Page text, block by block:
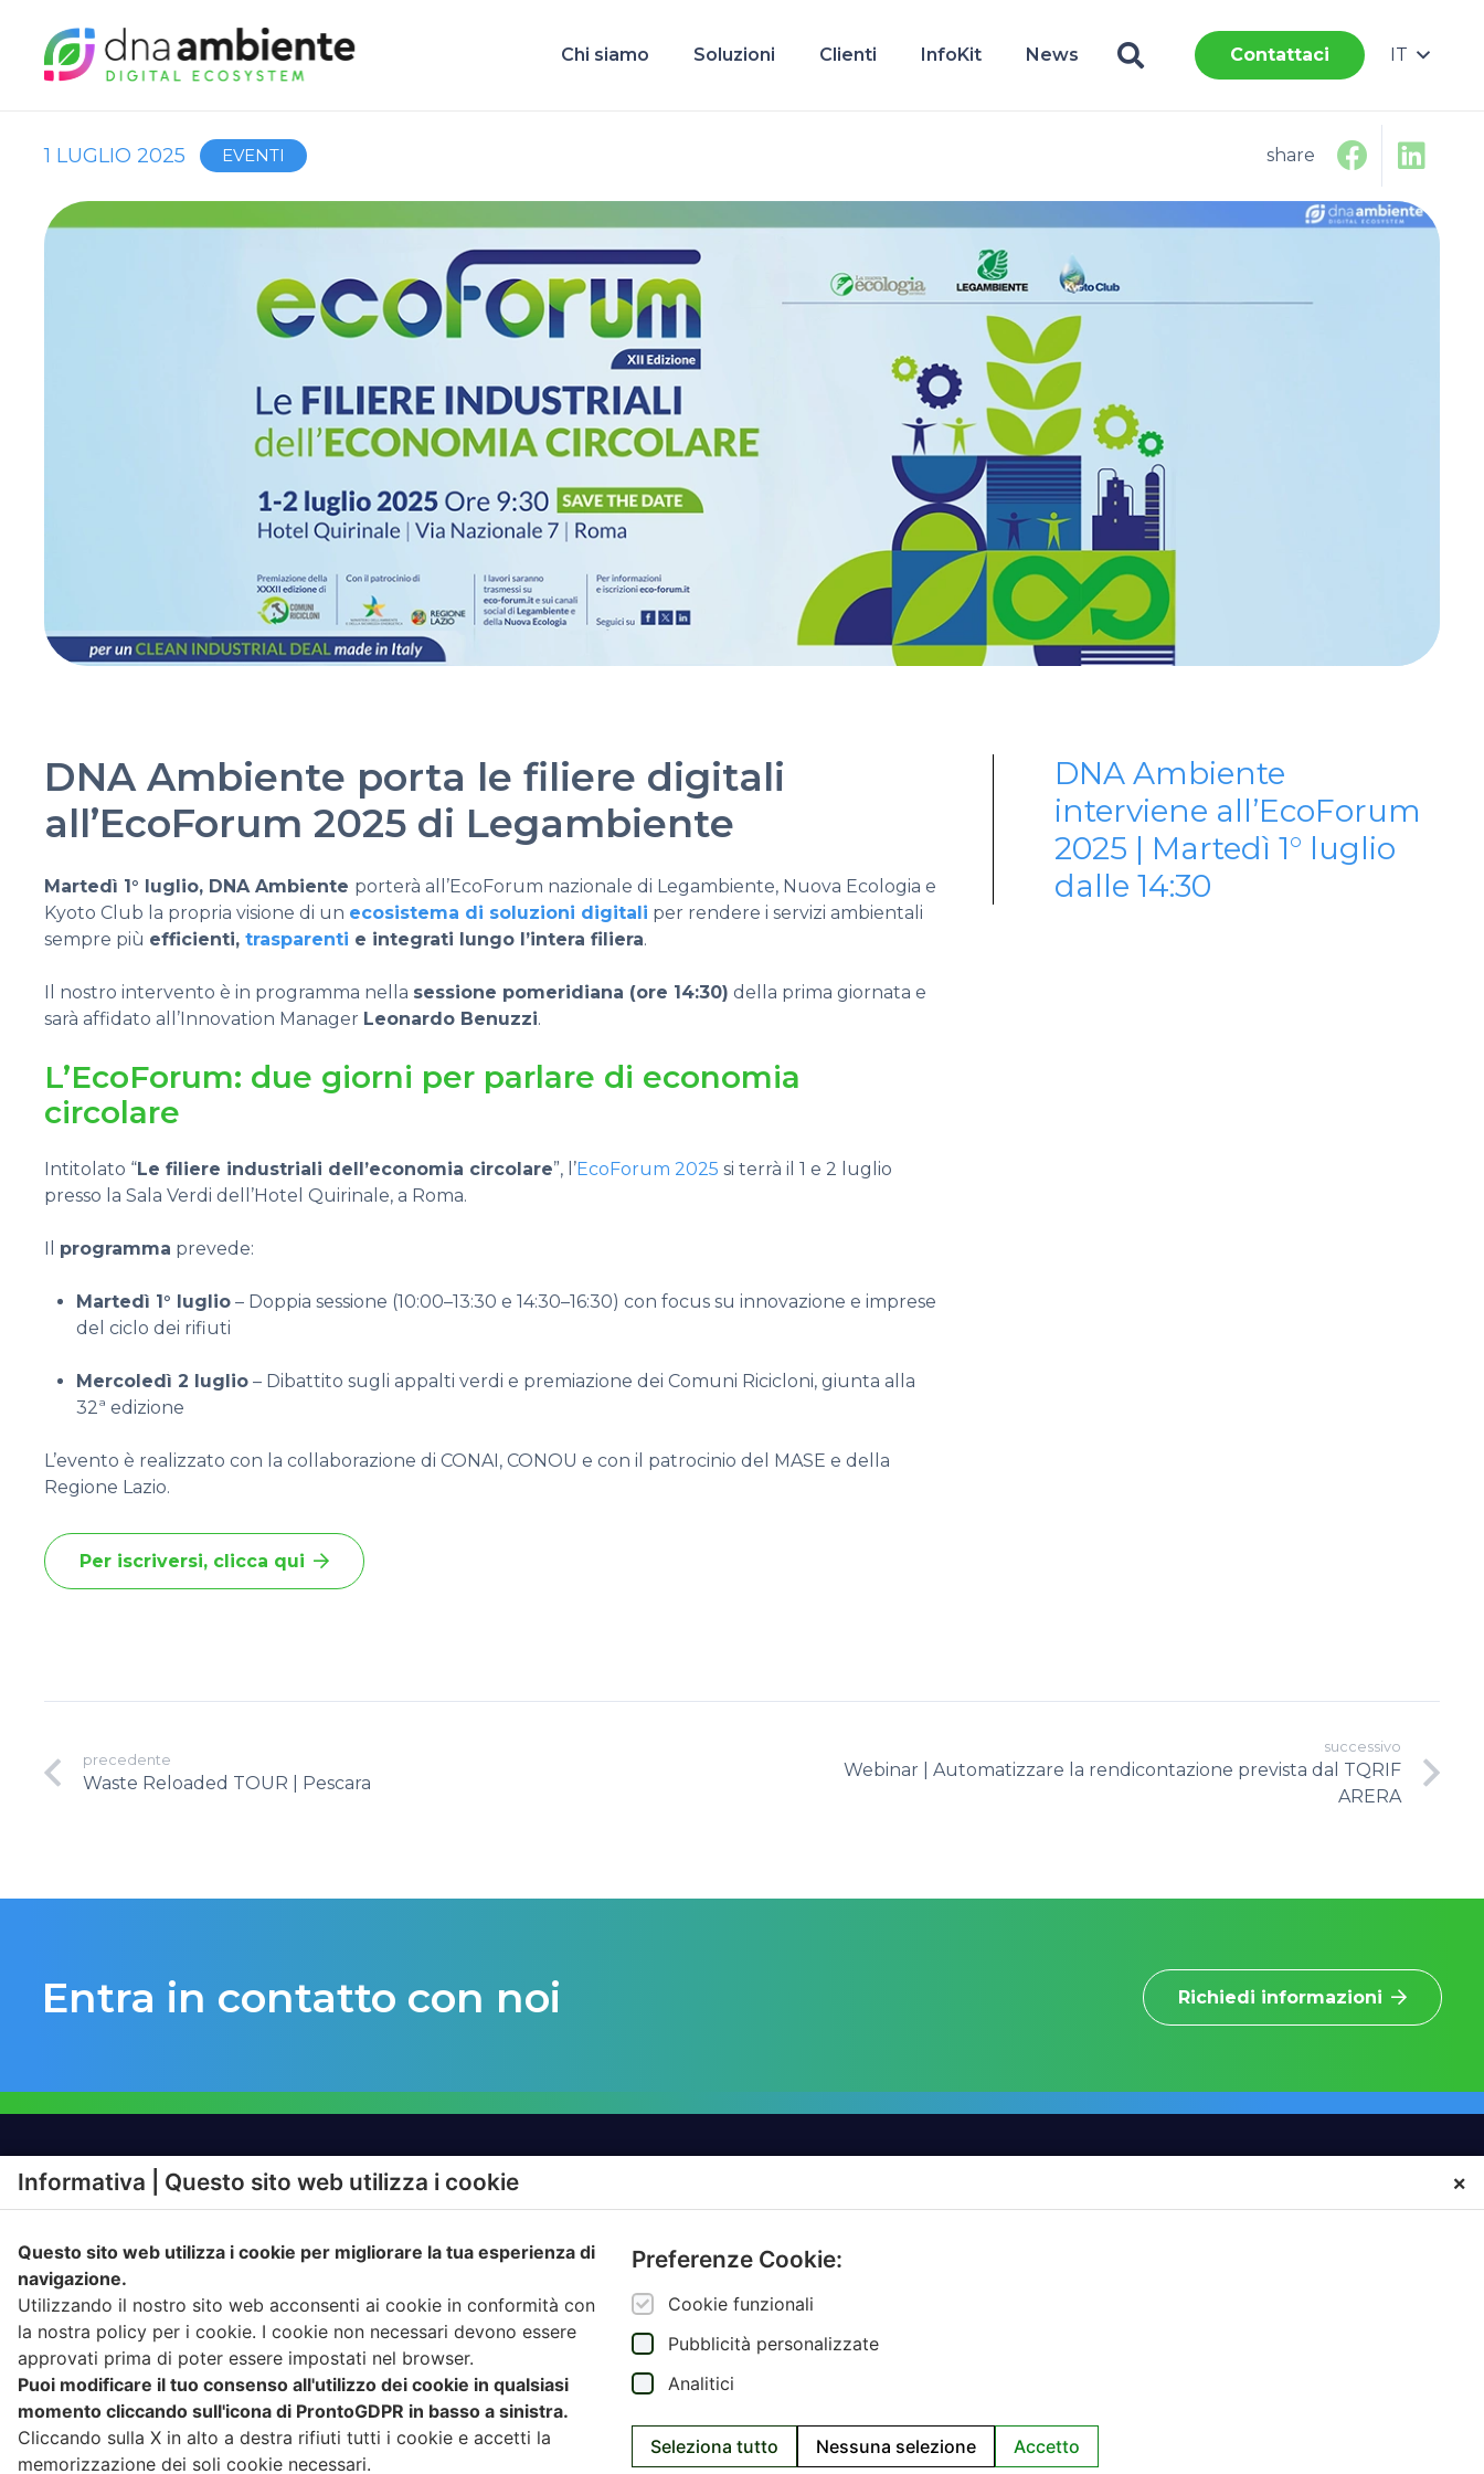
Chi siamo Soluzioni Clienti InfoKit News Contattaci IT
1 LUGLIO 2025 EVENTI share
DNA Ambiente porta le filiere digitali
all’EcoForum 2025 di Legambiente
Martedì 1° luglio, DNA Ambiente porterà all’EcoForum nazionale di Legambiente, Nuova Ecologia e
Kyoto Club la propria visione di un ecosistema di soluzioni digitali per rendere i servizi ambientali
sempre più efficienti, trasparenti e integrati lungo l’intera filiera.
Il nostro intervento è in programma nella sessione pomeridiana (ore 14:30) della prima giornata e
sarà affidato all’Innovation Manager Leonardo Benuzzi.
L’EcoForum: due giorni per parlare di economia
circolare
Intitolato “Le filiere industriali dell’economia circolare”, l’EcoForum 2025 si terrà il 1 e 2 luglio
presso la Sala Verdi dell’Hotel Quirinale, a Roma.
Il programma prevede:
Martedì 1° luglio– Doppia sessione (10:00–13:30 e 14:30–16:30) con focus su innovazione e imprese
del ciclo dei rifiuti
Mercoledì 2 luglio– Dibattito sugli appalti verdi e premiazione dei Comuni Ricicloni, giunta alla
32ª edizione
L’evento è realizzato con la collaborazione di CONAI, CONOU e con il patrocinio del MASE e della
Regione Lazio.
Per iscriversi, clicca qui
DNA Ambiente
interviene all’EcoForum
2025 | Martedì 1° luglio
dalle 14:30
precedente
Waste Reloaded TOUR | Pescara
successivo
Webinar | Automatizzare la rendicontazione prevista dal TQRIF
ARERA
Entra in contatto con noi Richiedi informazioni
SOLUZIONI
RAPPORTO CON
CONFERIMENTO
RACCOLTA
PRODOTTI
IGIENE AMBIENTALE
COMPLIANCE AUTORITÀ
AMBIENTE.IT
HPA
JUNKER APP
Informativa | Questo sito web utilizza i cookie ×
Questo sito web utilizza i cookie per migliorare la tua esperienza di
navigazione.
Utilizzando il nostro sito web acconsenti ai cookie in conformità con
la nostra policy per i cookie. I cookie non necessari devono essere
approvati prima di poter essere impostati nel browser.
Puoi modificare il tuo consenso all'utilizzo dei cookie in qualsiasi
momento cliccando sull'icona di ProntoGDPR in basso a sinistra.
Cliccando sulla X in alto a destra rifiuti tutti i cookie e accetti la
memorizzazione dei soli cookie necessari.
Preferenze Cookie:
Cookie funzionali
Pubblicità personalizzate
Analitici
Seleziona tutto Nessuna selezione Accetto